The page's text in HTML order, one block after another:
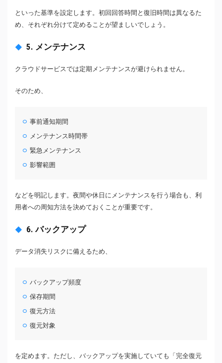
といった基準を設定します。初回回答時間と復旧時間は異なるた
め、それぞれ分けて定めることが望ましいでしょう。
5. メンテナンス
クラウドサービスでは定期メンテナンスが避けられません。
そのため、
事前通知期間
メンテナンス時間帯
緊急メンテナンス
影響範囲
などを明記します。夜間や休日にメンテナンスを行う場合も、利
用者への周知方法を決めておくことが重要です。
6. バックアップ
データ消失リスクに備えるため、
バックアップ頻度
保存期間
復元方法
復元対象
を定めます。ただし、バックアップを実施していても「完全復元